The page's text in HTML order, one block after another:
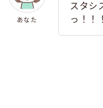
あなた
スタシ
っ！！